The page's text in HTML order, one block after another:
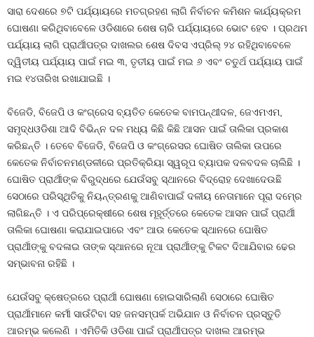
ସାରା ଦେଶରେ ୭ଟି ପର୍ଯ୍ୟାୟରେ ମତଗ୍ରହଣ ଲାଗି ନିର୍ବାଚନ କମିଶନ କାର୍ଯ୍ୟକ୍ରମ
ଘୋଷଣା କରିଥିବାବେଳେ ଓଡିଶାରେ ଶେଷ ଚାରି ପର୍ଯ୍ୟାୟରେ ଭୋଟ ହେବ । ପ୍ରଥମ
ପର୍ଯ୍ୟାୟ ଲାଗି ପ୍ରାର୍ଥୀପତ୍ର ଦାଖଲର ଶେଷ ଦିବସ ଏପ୍ରିଲ୍‍ ୨୪ ରହିଥିବାବେଳେ
ଦ୍ୱିତୀୟ ପର୍ଯ୍ୟାୟ ପାଇଁ ମଇ ୩, ତୃତୀୟ ପାଇଁ ମଇ ୬ ଏବଂ ଚତୁର୍ଥ ପର୍ଯ୍ୟାୟ ପାଇଁ
ମଇ ୧୪ତାରିଖ ରଖାଯାଇଛି ।
ବିଜେଡି, ବିଜେପି ଓ କଂଗ୍ରେସ ବ୍ୟତିତ କେତେକ ବାମପନ୍ଥୀଦଳ, ଜେଏମଏମ,
ସମୃଦ୍ଧଓଡିଶା ଆଦି ବିଭିନ୍ନ ଦଳ ମଧ୍ୟ କିଛି କିଛି ଆସନ ପାଇଁ ତାଲିକା ପ୍ରକାଶ
କରିଛନ୍ତି । ତେବେ ବିଜେଡି, ବିଜେପି ଓ କଂଗ୍ରେସର ଘୋଷିତ ତାଲିକା ଉପରେ
କେତେକ ନିର୍ବାଚନମଣ୍ଡଳୀରେ ପ୍ରତିକ୍ରିୟା ସ୍ୱରୂପ ବ୍ୟାପକ ଦଳବଦଳ ଚାଲିଛି ।
ଘୋଷିତ ପ୍ରାର୍ଥୀଙ୍କ ବିରୁଦ୍ଧରେ ଯେଉଁସବୁ ସ୍ଥାନରେ ବିଦ୍ରୋହ ଦେଖାଦେଉଛି
ସେଠାରେ ପରିସ୍ଥିତିକୁ ନିୟନ୍ତ୍ରଣକୁ ଆଣିବାପାଇଁ ଦଳୀୟ ନେତାମାନେ ପୂରା ଦମ୍‍ରେ
ଲାଗିଛନ୍ତି । ଏ ପରିପ୍ରେକ୍ଷୀରେ ଶେଷ ମୂହୂର୍ତ୍ତରେ କେତେକ ଆସନ ପାଇଁ ପ୍ରାର୍ଥୀ
ତାଲିକା ଘୋଷଣା କରାଯାଇପାରେ ଏବଂ ଆଉ କେତେକ ସ୍ଥାନରେ ଘୋଷିତ
ପ୍ରାର୍ଥୀଙ୍କୁ ବଦଳାଇ ତାଙ୍କ ସ୍ଥାନରେ ନୂଆ ପ୍ରାର୍ଥୀଙ୍କୁ ଟିକଟ ଦିଆଯିବାର ଢେର
ସମ୍ଭାବନା ରହିଛି ।
ଯେଉଁସବୁ କ୍ଷେତ୍ରରେ ପ୍ରାର୍ଥୀ ଘୋଷଣା ହୋଇସାରିଲାଣି ସେଠାରେ ଘୋଷିତ
ପ୍ରାର୍ଥୀମାନେ କର୍ମୀ ସାଉଁଟିବା ସହ ଜନସମ୍ପର୍କ ଅଭିଯାନ ଓ ନିର୍ବାଚନ ପ୍ରସ୍ତୁତି
ଆରମ୍ଭ କଲେଣି । ଏମିତିକି ଓଡିଶା ପାଇଁ ପ୍ରାର୍ଥୀପତ୍ର ଦାଖଲ ଆରମ୍ଭ